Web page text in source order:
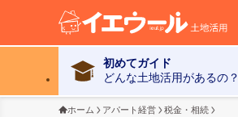
初めてガイド
どんな土地活用があるの？
ホーム アパート経営 税金・相続